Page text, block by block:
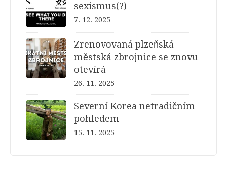
sexismus(?)
7. 12. 2025
Zrenovovaná plzeňská
městská zbrojnice se znovu
otevírá
26. 11. 2025
Severní Korea netradičním
pohledem
15. 11. 2025